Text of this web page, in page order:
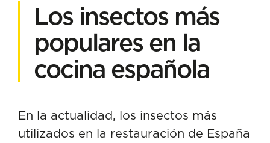
Los insectos más
populares en la
cocina española
En la actualidad, los insectos más
utilizados en la restauración de España